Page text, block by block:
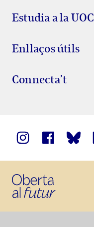
Estudia a la UOC
Enllaços útils
Connecta’t